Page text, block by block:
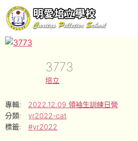
3773
培立
專輯:
2022.12.09 領袖生訓練日營
分類:
yr2022-cat
標籤:
#yr2022